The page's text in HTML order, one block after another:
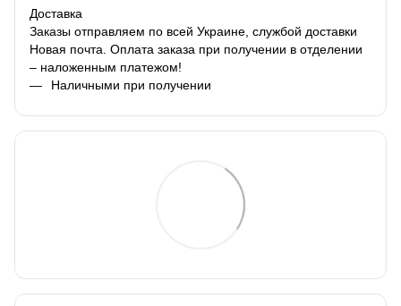
Доставка
Заказы отправляем по всей Украине, службой доставки
Новая почта. Оплата заказа при получении в отделении
– наложенным платежом!
Наличными при получении